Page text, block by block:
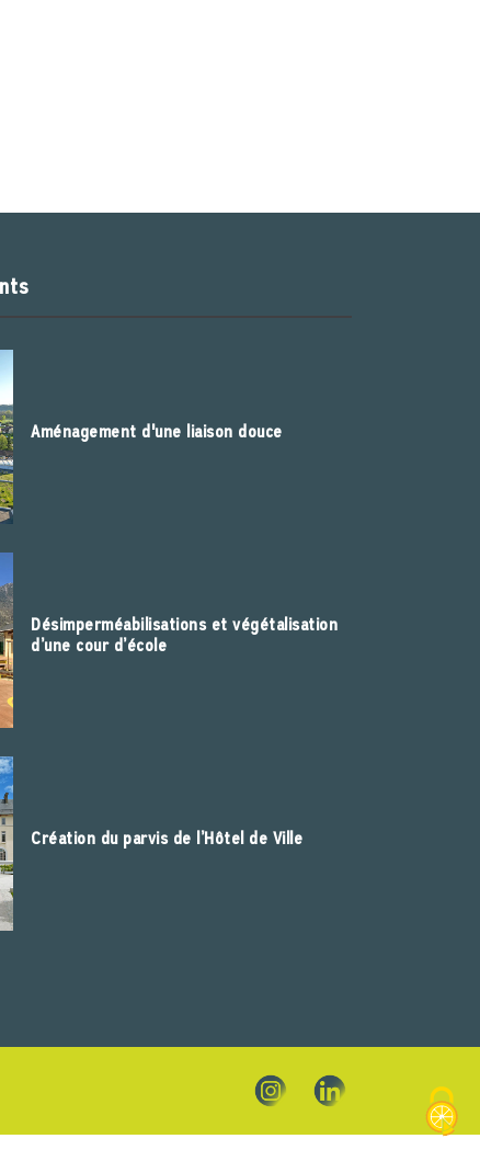
Aménagement d'une liaison douce
Désimperméabilisations et végétalisation
d’une cour d’école
Création du parvis de l’Hôtel de Ville